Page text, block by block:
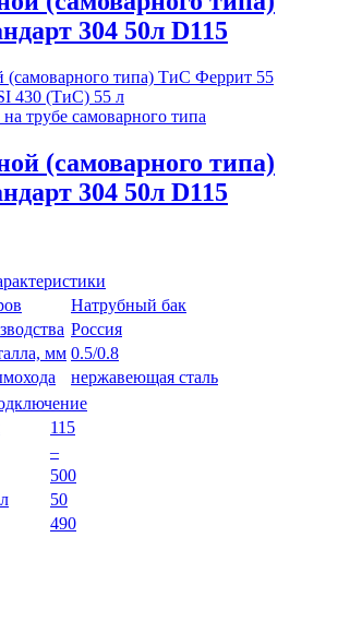
304 50л D115
трубе самоварного типа
(самоварного типа)
304 50л D115
Натрубный бак
Россия
мм 0.5/0.8
нержавеющая сталь
115
–
500
50
490